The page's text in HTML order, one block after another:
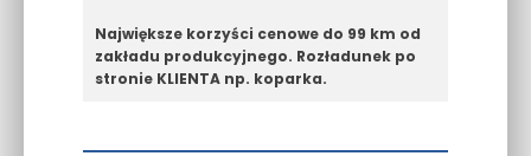
Największe korzyści cenowe do 99 km od
zakładu produkcyjnego. Rozładunek po
stronie KLIENTA np. koparka.